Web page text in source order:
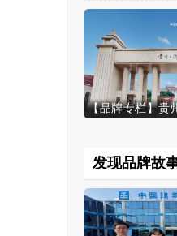
【品牌专栏】贵
发现品牌故